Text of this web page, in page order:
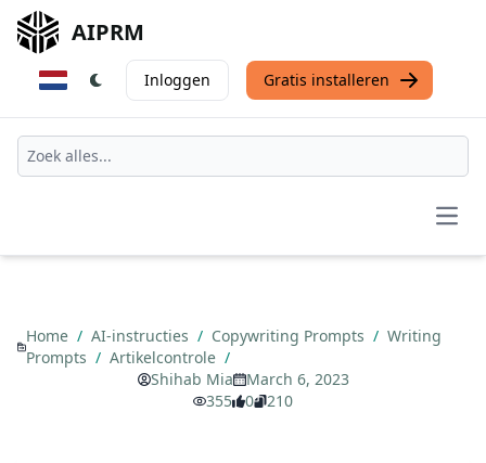
AIPRM
Inloggen Gratis installeren
Home / AI-instructies / Copywriting Prompts / Writing
Prompts / Artikelcontrole /
Shihab Mia
March 6, 2023
355
0 210